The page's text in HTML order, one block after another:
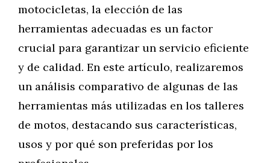
motocicletas, la elección de las
herramientas adecuadas es un factor
crucial para garantizar un servicio eficiente
y de calidad. En este artículo, realizaremos
un análisis comparativo de algunas de las
herramientas más utilizadas en los talleres
de motos, destacando sus características,
usos y por qué son preferidas por los